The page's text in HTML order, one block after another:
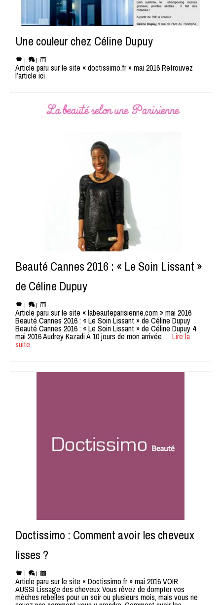
Une couleur chez Céline Dupuy
| |
Article paru sur le site « doctissimo.fr » mai 2016 Retrouvez
l’article ici
Beauté Cannes 2016 : « Le Soin Lissant »
de Céline Dupuy
| |
Article paru sur le site « labeauteparisienne.com » mai 2016
Beauté Cannes 2016 : « Le Soin Lissant » de Céline Dupuy
Beauté Cannes 2016 : « Le Soin Lissant » de Céline Dupuy 4
mai 2016 Audrey Kazadi À 10 jours de mon arrivée … Lire la
suite
Doctissimo : Comment avoir les cheveux
lisses ?
| |
Article paru sur le site « Doctissimo.fr » mai 2016 VOIR
AUSSI Lissage des cheveux Vous rêvez de dompter vos
mèches rebelles pour un soir ou plusieurs mois, mais vous ne